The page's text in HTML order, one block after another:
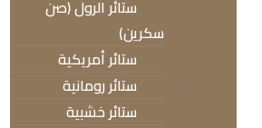
ستائر الرول (صن
سكرين)
ستائر أمريكية
ستائر رومانية
ستائر خشبية